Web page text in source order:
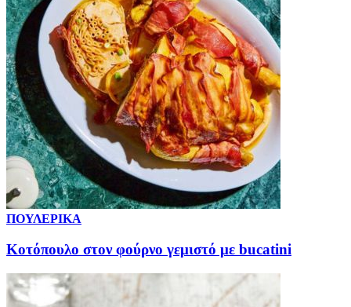
ΠΟΥΛΕΡΙΚΑ
Κοτόπουλο στον φούρνο γεμιστό με bucatini